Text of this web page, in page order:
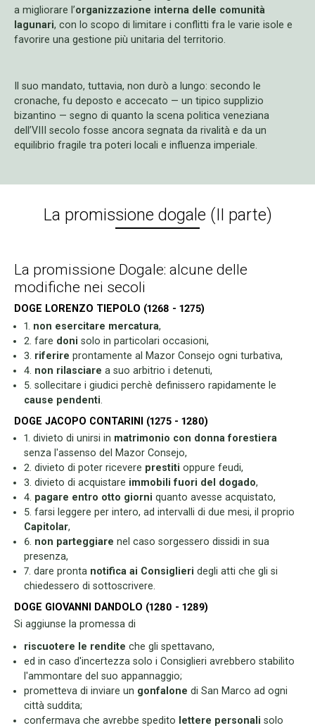
a migliorare l’organizzazione interna delle comunità
lagunari, con lo scopo di limitare i conflitti fra le varie isole e
favorire una gestione più unitaria del territorio.
Il suo mandato, tuttavia, non durò a lungo: secondo le
cronache, fu deposto e accecato — un tipico supplizio
bizantino — segno di quanto la scena politica veneziana
dell’VIII secolo fosse ancora segnata da rivalità e da un
equilibrio fragile tra poteri locali e influenza imperiale.
La promissione dogale (II parte)
La promissione Dogale: alcune delle
modifiche nei secoli
DOGE LORENZO TIEPOLO (1268 - 1275)
1. non esercitare mercatura,
2. fare doni solo in particolari occasioni,
3. riferire prontamente al Mazor Consejo ogni turbativa,
4. non rilasciare a suo arbitrio i detenuti,
5. sollecitare i giudici perchè definissero rapidamente le
cause pendenti.
DOGE JACOPO CONTARINI (1275 - 1280)
1. divieto di unirsi in matrimonio con donna forestiera
senza l'assenso del Mazor Consejo,
2. divieto di poter ricevere prestiti oppure feudi,
3. divieto di acquistare immobili fuori del dogado,
4. pagare entro otto giorni quanto avesse acquistato,
5. farsi leggere per intero, ad intervalli di due mesi, il proprio
Capitolar,
6. non parteggiare nel caso sorgessero dissidi in sua
presenza,
7. dare pronta notifica ai Consiglieri degli atti che gli si
chiedessero di sottoscrivere.
DOGE GIOVANNI DANDOLO (1280 - 1289)
Si aggiunse la promessa di
riscuotere le rendite che gli spettavano,
ed in caso d'incertezza solo i Consiglieri avrebbero stabilito
l'ammontare del suo appannaggio;
prometteva di inviare un gonfalone di San Marco ad ogni
città suddita;
confermava che avrebbe spedito lettere personali solo